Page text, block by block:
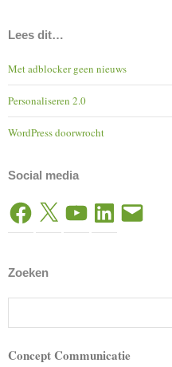
Lees dit…
Met adblocker geen nieuws
Personaliseren 2.0
WordPress doorwrocht
Social media
Facebook
X YouTubeLinkedIn
E-
mail
Zoeken
Concept Communicatie